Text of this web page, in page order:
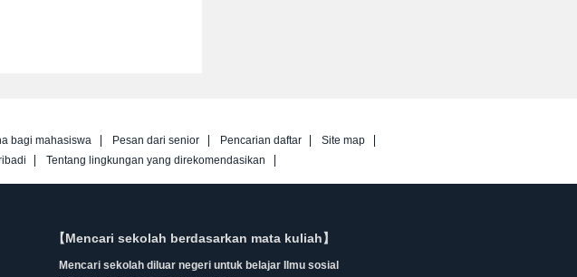
bagi mahasiswa Pesan dari senior Pencarian daftar
Site map
Tentang lingkungan yang direkomendasikan
【Mencari sekolah berdasarkan mata kuliah】
Mencari sekolah diluar negeri untuk belajar Ilmu sosial